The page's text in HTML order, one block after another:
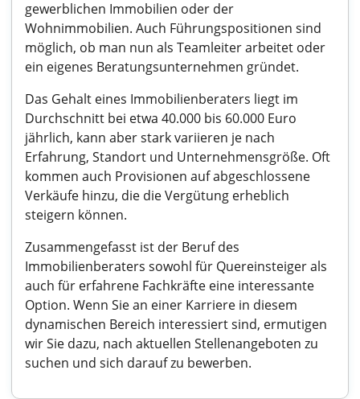
gewerblichen Immobilien oder der
Wohnimmobilien. Auch Führungspositionen sind
möglich, ob man nun als Teamleiter arbeitet oder
ein eigenes Beratungsunternehmen gründet.
Das Gehalt eines Immobilienberaters liegt im
Durchschnitt bei etwa 40.000 bis 60.000 Euro
jährlich, kann aber stark variieren je nach
Erfahrung, Standort und Unternehmensgröße. Oft
kommen auch Provisionen auf abgeschlossene
Verkäufe hinzu, die die Vergütung erheblich
steigern können.
Zusammengefasst ist der Beruf des
Immobilienberaters sowohl für Quereinsteiger als
auch für erfahrene Fachkräfte eine interessante
Option. Wenn Sie an einer Karriere in diesem
dynamischen Bereich interessiert sind, ermutigen
wir Sie dazu, nach aktuellen Stellenangeboten zu
suchen und sich darauf zu bewerben.